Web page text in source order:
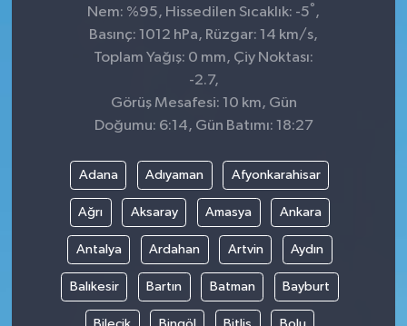
Nem: %95, Hissedilen Sıcaklık: -5° ,
Basınç: 1012 hPa, Rüzgar: 14 km/s,
Toplam Yağış: 0 mm, Çiy Noktası:
-2.7,
Görüş Mesafesi: 10 km, Gün
Doğumu: 6:14, Gün Batımı: 18:27
Adana Adıyaman Afyonkarahisar
Ağrı Aksaray Amasya Ankara
Antalya Ardahan Artvin Aydın
Balıkesir Bartın Batman Bayburt